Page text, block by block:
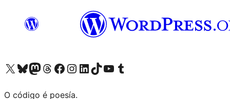
Visita la cuenta de X (anteriormente Twitter)
Visita a nosa conta de Bluesky
Visita a nosa conta de Mastodon
Visita a nosa conta de Threads
Visita a nosa páxina de Facebook
Visita a nosa conta de Instagram
Visita a nosa conta de LinkedIn
Visita a nosa conta de TikTok
Visita a nosa canle de YouTube
Visita a nosa conta de Tumblr
O código é poesía.